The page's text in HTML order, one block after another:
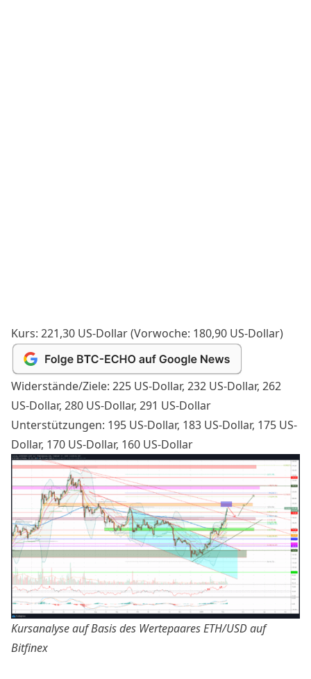
Kurs: 221,30 US-Dollar (Vorwoche: 180,90 US-Dollar)
Widerstände/Ziele: 225 US-Dollar, 232 US-Dollar, 262
US-Dollar, 280 US-Dollar, 291 US-Dollar
Unterstützungen: 195 US-Dollar, 183 US-Dollar, 175 US-
Dollar, 170 US-Dollar, 160 US-Dollar
Kursanalyse auf Basis des WertepaaresETH/USD auf
Bitfinex